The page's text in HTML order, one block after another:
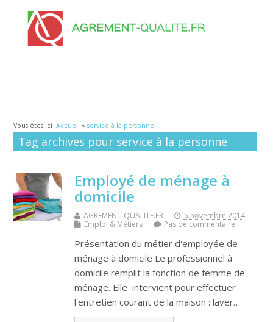
Vous êtes ici :Accueil » service à la personne
Tag archives pour service à la personne
Employé de ménage à
domicile
AGREMENT-QUALITE.FR
5 novembre 2014
Emploi & Métiers
Pas de commentaire
Présentation du métier d'employée de
ménage à domicile Le professionnel à
domicile remplit la fonction de femme de
ménage. Elle intervient pour effectuer
l'entretien courant de la maison : laver…